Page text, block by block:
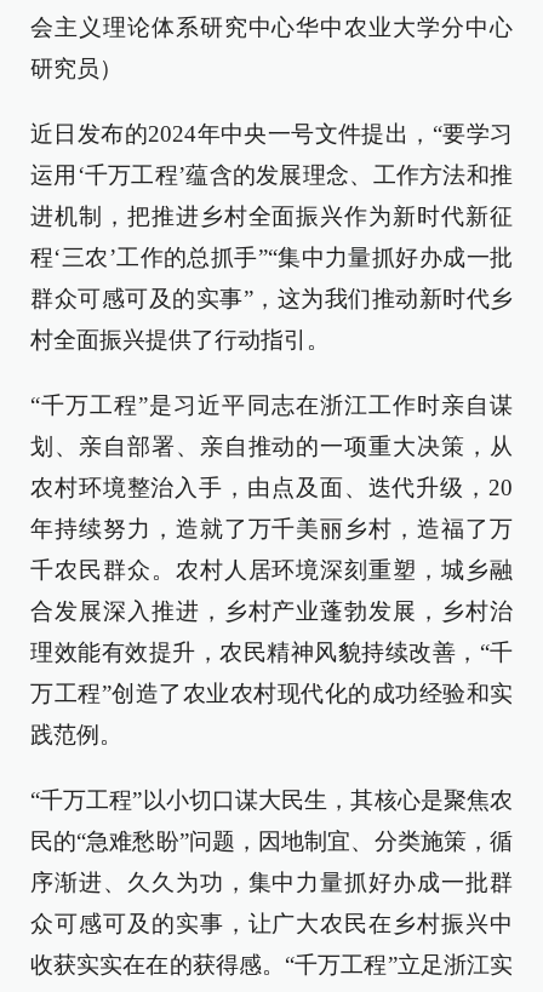
会主义理论体系研究中心华中农业大学分中心
研究员）
近日发布的2024年中央一号文件提出，“要学习
运用‘千万工程’蕴含的发展理念、工作方法和推
进机制，把推进乡村全面振兴作为新时代新征
程‘三农’工作的总抓手”“集中力量抓好办成一批
群众可感可及的实事”，这为我们推动新时代乡
村全面振兴提供了行动指引。
“千万工程”是习近平同志在浙江工作时亲自谋
划、亲自部署、亲自推动的一项重大决策，从
农村环境整治入手，由点及面、迭代升级，20
年持续努力，造就了万千美丽乡村，造福了万
千农民群众。农村人居环境深刻重塑，城乡融
合发展深入推进，乡村产业蓬勃发展，乡村治
理效能有效提升，农民精神风貌持续改善，“千
万工程”创造了农业农村现代化的成功经验和实
践范例。
“千万工程”以小切口谋大民生，其核心是聚焦农
民的“急难愁盼”问题，因地制宜、分类施策，循
序渐进、久久为功，集中力量抓好办成一批群
众可感可及的实事，让广大农民在乡村振兴中
收获实实在在的获得感。“千万工程”立足浙江实